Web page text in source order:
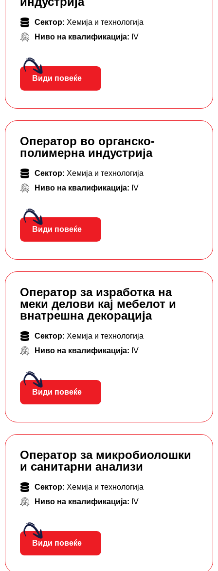
Сектор: Хемија и технологија
Ниво на квалификација: IV
Види повеќе
Оператор во органско-
полимерна индустрија
Сектор: Хемија и технологија
Ниво на квалификација: IV
Види повеќе
Оператор за изработка на
меки делови кај мебелот и
внатрешна декорација
Сектор: Хемија и технологија
Ниво на квалификација: IV
Види повеќе
Оператор за микробиолошки
и санитарни анализи
Сектор: Хемија и технологија
Ниво на квалификација: IV
Види повеќе